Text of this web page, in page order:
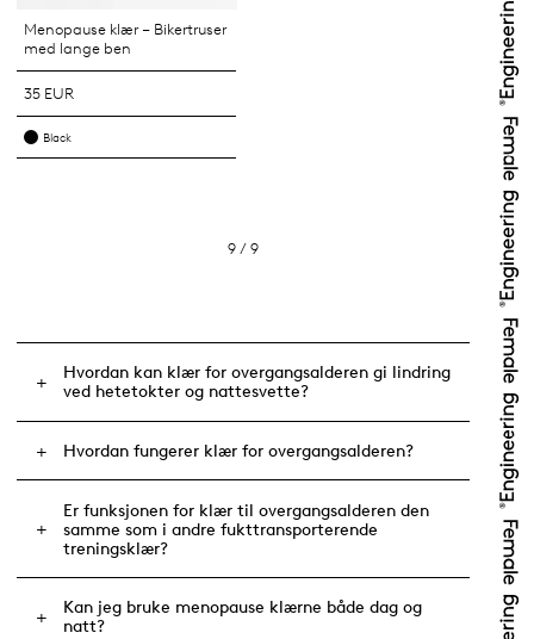
Menopause klær – Bikertruser
med lange ben
35 EUR
Black
9 / 9
Hvordan kan klær for overgangsalderen gi lindring
ved hetetokter og nattesvette?
Hvordan fungerer klær for overgangsalderen?
Er funksjonen for klær til overgangsalderen den
samme som i andre fukttransporterende
treningsklær?
Kan jeg bruke menopause klærne både dag og
natt?